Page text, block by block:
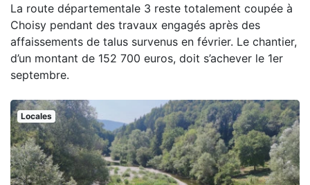
La route départementale 3 reste totalement coupée à
Choisy pendant des travaux engagés après des
affaissements de talus survenus en février. Le chantier,
d’un montant de 152 700 euros, doit s’achever le 1er
septembre.
Locales